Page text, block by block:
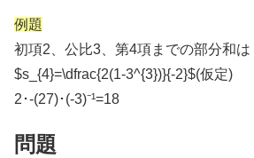
例題
初項2、公比3、第4項までの部分和は
$s_{4}=\dfrac{2(1-3^{3})}{-2}$(仮定)
2･-(27)･(-3)⁻¹=18
問題